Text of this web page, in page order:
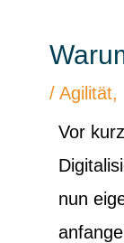
/Agilität,
Vor
nun